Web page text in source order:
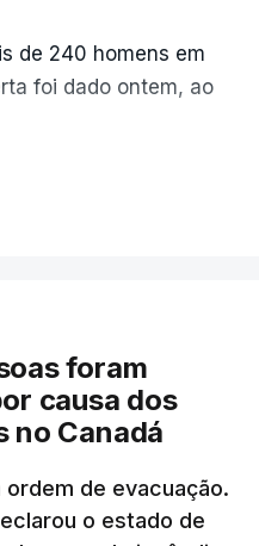
de 240 homens em
foi dado ontem, ao
foram
causa dos
no Canadá
de evacuação.
o estado de